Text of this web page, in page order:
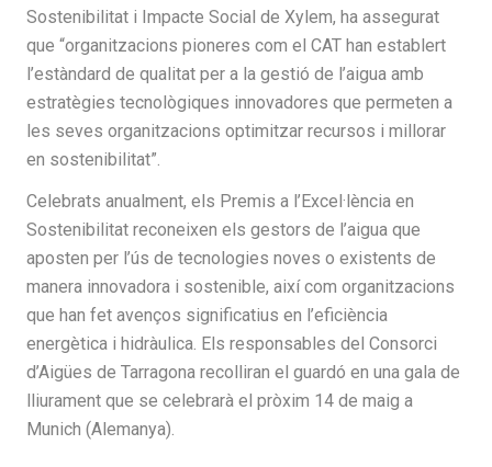
Sostenibilitat i Impacte Social de Xylem, ha assegurat
que “organitzacions pioneres com el CAT han establert
l’estàndard de qualitat per a la gestió de l’aigua amb
estratègies tecnològiques innovadores que permeten a
les seves organitzacions optimitzar recursos i millorar
en sostenibilitat”.
Celebrats anualment, els Premis a l’Excel·lència en
Sostenibilitat reconeixen els gestors de l’aigua que
aposten per l’ús de tecnologies noves o existents de
manera innovadora i sostenible, així com organitzacions
que han fet avenços significatius en l’eficiència
energètica i hidràulica. Els responsables del Consorci
d’Aigües de Tarragona recolliran el guardó en una gala de
lliurament que se celebrarà el pròxim 14 de maig a
Munich (Alemanya).